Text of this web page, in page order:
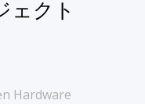
ェクト
Hardware